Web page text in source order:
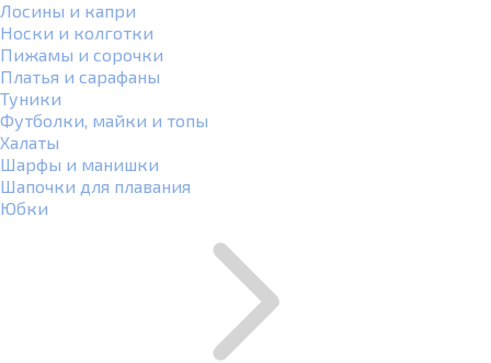
Лосины и капри
Носки и колготки
Пижамы и сорочки
Платья и сарафаны
Туники
Футболки, майки и топы
Халаты
Шарфы и манишки
Шапочки для плавания
Юбки